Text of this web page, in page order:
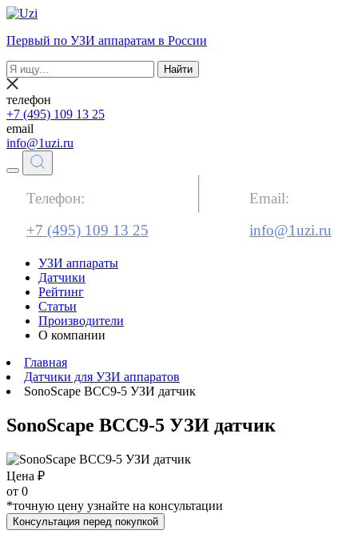
Первый по УЗИ аппаратам в России
Найти
телефон
+7 (495) 109 13 25
email
info@1uzi.ru
Телефон:
+7 (495) 109 13 25
Email:
info@1uzi.ru
УЗИ аппараты
Датчики
Рейтинг
Статьи
Производители
О компании
Главная
Датчики для УЗИ аппаратов
SonoScape BCC9-5 УЗИ датчик
SonoScape BCC9-5 УЗИ датчик
Цена ₽
от 0
*точную цену узнайте на консультации
Консультация перед покупкой